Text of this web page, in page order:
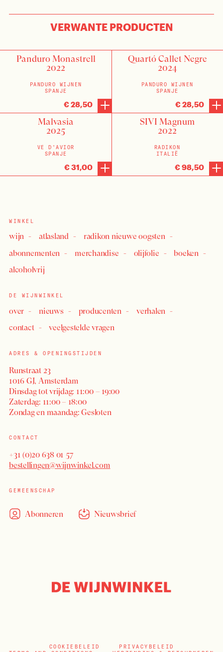
VERWANTE PRODUCTEN
Panduro Monastrell
2022
PANDURO WIJNEN
SPANJE
€ 28,50
Quartó Callet Negre
2024
PANDURO WIJNEN
SPANJE
€ 28,50
Malvasia
2025
VE D'AVIOR
SPANJE
€ 31,00
SIVI Magnum
2022
RADIKON
ITALIË
€ 98,50
WINKEL
wijn atlasland
radikon nieuwe oogsten
abonnementen
merchandise olijfolie
boeken
alcoholvrij
DE WIJNWINKEL
over nieuws producenten
verhalen
contact
veelgestelde vragen
ADRES & OPENINGSTIJDEN
Runstraat 23
1016 GJ, Amsterdam
Dinsdag tot vrijdag: 11:00 – 19:00
Zaterdag: 11:00 – 18:00
Zondag en maandag: Gesloten
CONTACT
+31 (0)20 638 01 57
bestellingen@wijnwinkel.com
GEMEENSCHAP
Abonneren Nieuwsbrief
COOKIEBELEID
PRIVACYBELEID